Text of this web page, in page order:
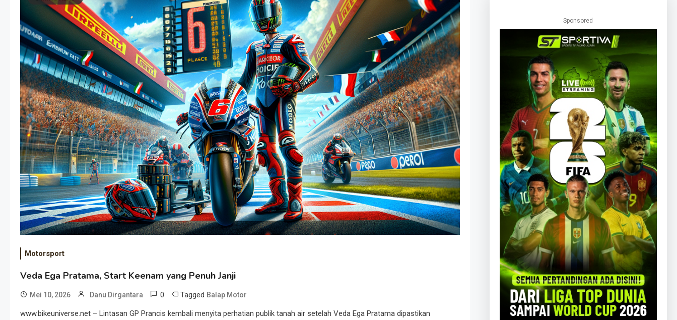
Motorsport
Veda Ega Pratama, Start Keenam yang Penuh Janji
Mei 10, 2026 Danu Dirgantara 0 Tagged Balap Motor
www.bikeuniverse.net – Lintasan GP Prancis kembali menyita perhatian publik tanah air setelah Veda Ega Pratama dipastikan
Sponsored